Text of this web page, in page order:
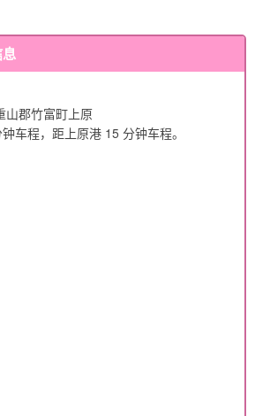
山郡竹富町上原
车程，距上原港 15 分钟车程。